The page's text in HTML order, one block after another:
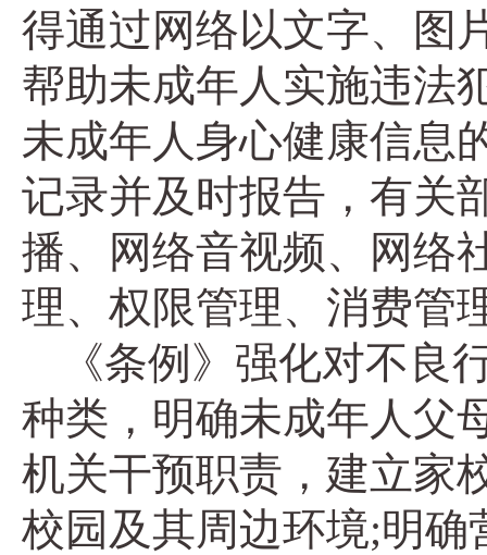
得通过网络以文字、图
帮助未成年人实施违法
未成年人身心健康信息
记录并及时报告，有关
播、网络音视频、网络
理、权限管理、消费管
《条例》强化对不
种类，明确未成年人父
机关干预职责，建立家
校园及其周边环境;明